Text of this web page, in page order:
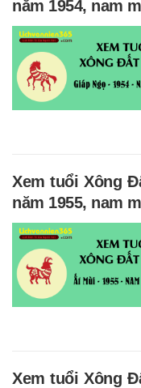
năm 1954, nam
Xem tuổi Xông
năm 1955, nam
Xem tuổi Xông